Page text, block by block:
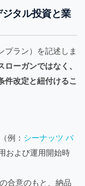
タル投資と業
プラン）を記述しま
ローガンではなく、
件改定と紐付けるこ
例： シーナッツ バ
および運用開始時
合意のもと、納品